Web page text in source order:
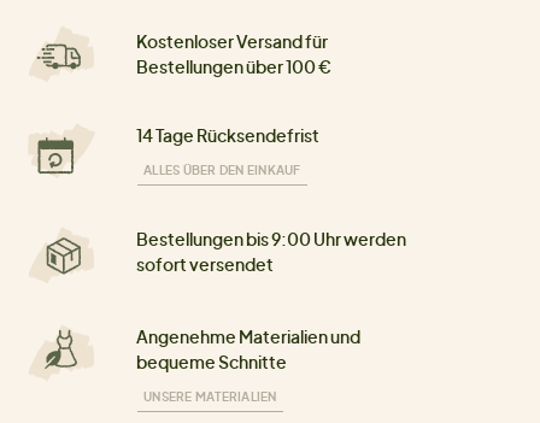
Kostenloser Versand für
Bestellungen über 100 €
14 Tage Rücksendefrist
ALLES ÜBER DEN EINKAUF
Bestellungen bis 9:00 Uhr werden
sofort versendet
Angenehme Materialien und
bequeme Schnitte
UNSERE MATERIALIEN